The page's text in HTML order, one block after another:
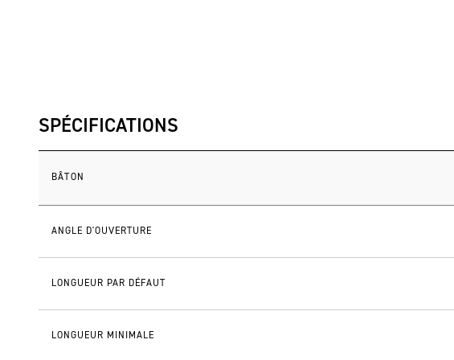
SPÉCIFICATIONS
BÂTON
ANGLE D'OUVERTURE
LONGUEUR PAR DÉFAUT
LONGUEUR MINIMALE